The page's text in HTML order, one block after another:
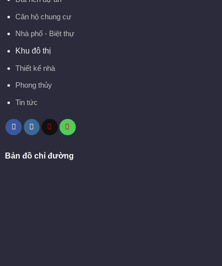
Căn hộ chung cư
Nhà phố - Biệt thự
Khu đô thị
Thiết kế nhà
Phong thủy
Tin tức
Bản đồ chỉ đường